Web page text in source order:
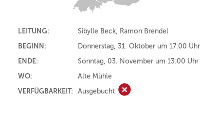
LEITUNG:
Sibylle Beck, Ramon Brendel
BEGINN:
Donnerstag, 31. Oktober um 17:00 Uhr
ENDE:
Sonntag, 03. November um 13:00 Uhr
WO:
Alte Mühle
VERFÜGBARKEIT:
Ausgebucht Ausgebucht